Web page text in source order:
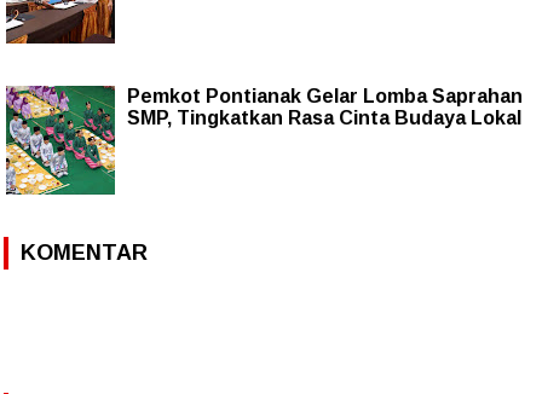
Pemkot Pontianak Gelar Lomba Saprahan
SMP, Tingkatkan Rasa Cinta Budaya Lokal
KOMENTAR